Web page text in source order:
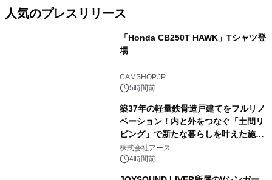
人気のプレスリリース
「Honda CB250T HAWK」Tシャツ登
場
CAMSHOP.JP
5時間前
築37年の軽量鉄骨造戸建てをフルリノ
ベーション！内と外をつなぐ「土間リ
ビング」で新たな暮らしを叶えた施工
事例を株式会社アースが公開
株式会社アース
4時間前